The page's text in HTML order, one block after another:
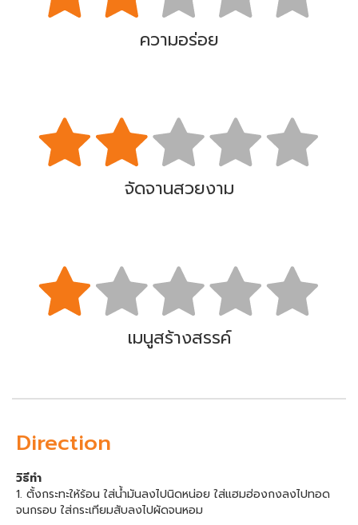
ความอร่อย
จัดจานสวยงาม
เมนูสร้างสรรค์
Direction
วิธีทำ
1. ตั้งกระทะให้ร้อน ใส่น้ำมันลงไปนิดหน่อย ใส่แฮมฮ่องกงลงไปทอด
จนกรอบ ใส่กระเทียมสับลงไปผัดจนหอม